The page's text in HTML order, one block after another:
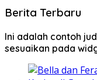
Berita Terbaru
Ini adalah contoh
sesuaikan pada